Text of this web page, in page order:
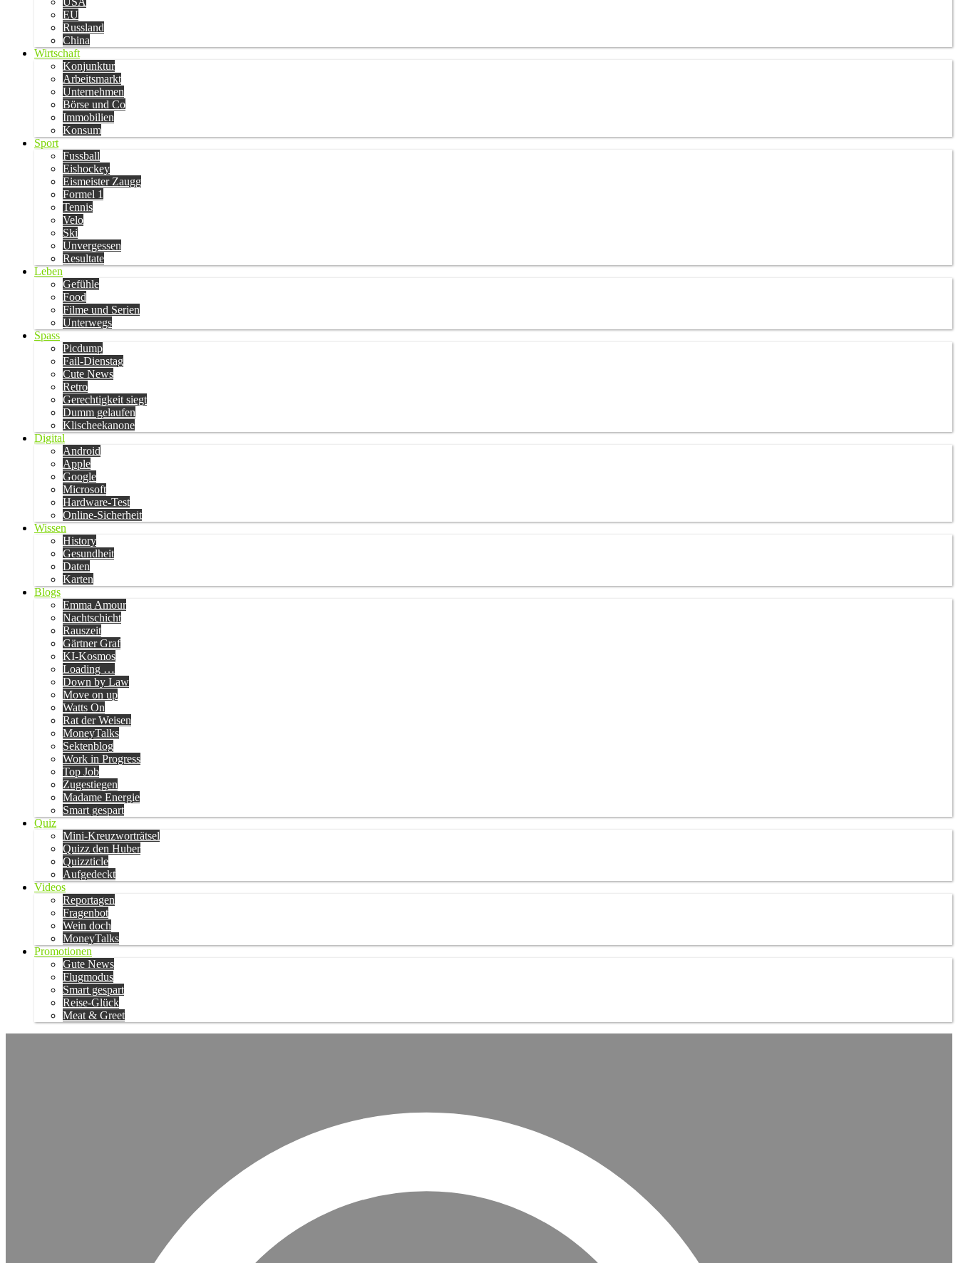
EU
Russland
China
Wirtschaft
Konjunktur
Arbeitsmarkt
Unternehmen
Börse und Co
Immobilien
Konsum
Sport
Fussball
Eishockey
Eismeister Zaugg
Formel 1
Tennis
Velo
Ski
Unvergessen
Resultate
Leben
Gefühle
Food
Filme und Serien
Unterwegs
Spass
Picdump
Fail-Dienstag
Cute News
Retro
Gerechtigkeit siegt
Dumm gelaufen
Klischeekanone
Digital
Android
Apple
Google
Microsoft
Hardware-Test
Online-Sicherheit
Wissen
History
Gesundheit
Daten
Karten
Blogs
Emma Amour
Nachtschicht
Rauszeit
Gärtner Graf
KI-Kosmos
Loading …
Down by Law
Move on up
Watts On
Rat der Weisen
MoneyTalks
Sektenblog
Work in Progress
Top Job
Zugestiegen
Madame Energie
Smart gespart
Quiz
Mini-Kreuzworträtsel
Quizz den Huber
Quizzticle
Aufgedeckt
Videos
Reportagen
Fragenbot
Wein doch
MoneyTalks
Promotionen
Gute News
Flugmodus
Smart gespart
Reise-Glück
Meat & Greet